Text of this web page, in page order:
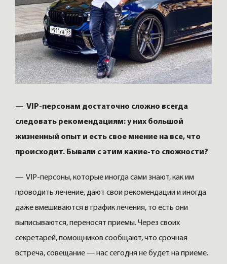
— VIP-персонам достаточно сложно всегда
следовать рекомендациям: у них большой
жизненный опыт и есть свое мнение на все, что
происходит. Бывали с этим какие-то сложности?
— VIP-персоны, которые иногда сами знают, как им
проводить лечение, дают свои рекомендации и иногда
даже вмешиваются в график лечения, то есть они
выписываются, переносят приемы. Через своих
секретарей, помощников сообщают, что срочная
встреча, совещание — нас сегодня не будет на приеме.